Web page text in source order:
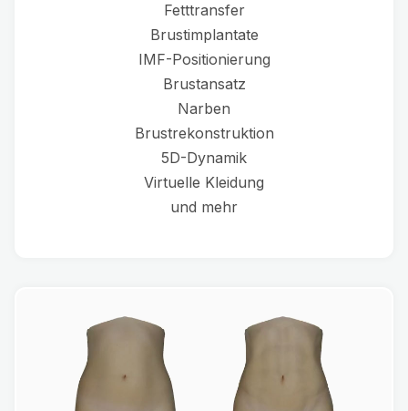
Fetttransfer
Brustimplantate
IMF-Positionierung
Brustansatz
Narben
Brustrekonstruktion
5D-Dynamik
Virtuelle Kleidung
und mehr